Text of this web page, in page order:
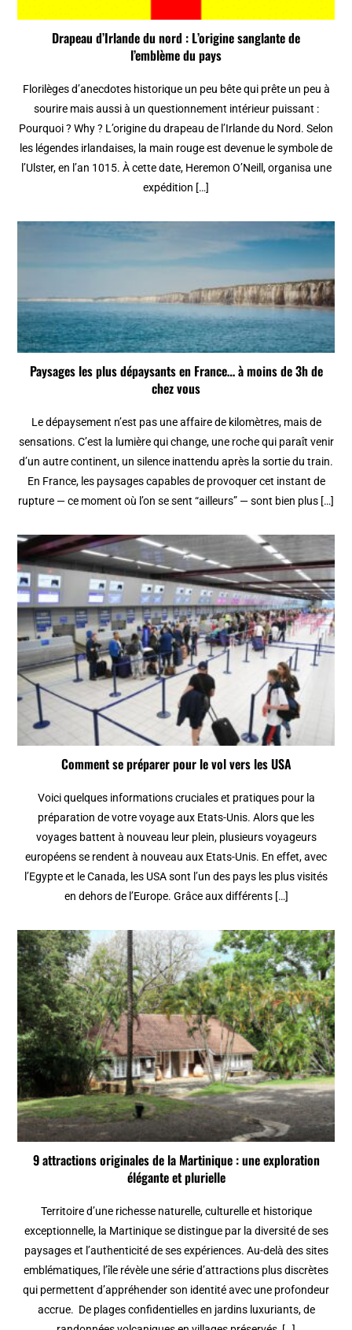
Drapeau d’Irlande du nord : L’origine sanglante de
l’emblème du pays
Florilèges d’anecdotes historique un peu bête qui prête un peu à
sourire mais aussi à un questionnement intérieur puissant :
Pourquoi ? Why ? L’origine du drapeau de l’Irlande du Nord. Selon
les légendes irlandaises, la main rouge est devenue le symbole de
l’Ulster, en l’an 1015. À cette date, Heremon O’Neill, organisa une
expédition […]
Paysages les plus dépaysants en France… à moins de 3h de
chez vous
Le dépaysement n’est pas une affaire de kilomètres, mais de
sensations. C’est la lumière qui change, une roche qui paraît venir
d’un autre continent, un silence inattendu après la sortie du train.
En France, les paysages capables de provoquer cet instant de
rupture — ce moment où l’on se sent “ailleurs” — sont bien plus […]
Comment se préparer pour le vol vers les USA
Voici quelques informations cruciales et pratiques pour la
préparation de votre voyage aux Etats-Unis. Alors que les
voyages battent à nouveau leur plein, plusieurs voyageurs
européens se rendent à nouveau aux Etats-Unis. En effet, avec
l’Egypte et le Canada, les USA sont l’un des pays les plus visités
en dehors de l’Europe. Grâce aux différents […]
9 attractions originales de la Martinique : une exploration
élégante et plurielle
Territoire d’une richesse naturelle, culturelle et historique
exceptionnelle, la Martinique se distingue par la diversité de ses
paysages et l’authenticité de ses expériences. Au-delà des sites
emblématiques, l’île révèle une série d’attractions plus discrètes
qui permettent d’appréhender son identité avec une profondeur
accrue. De plages confidentielles en jardins luxuriants, de